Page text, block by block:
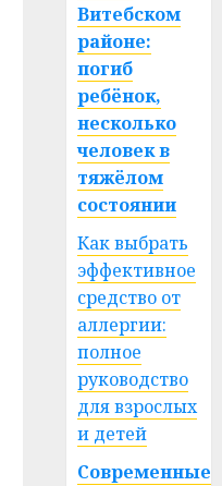
Витебском
районе:
погиб
ребёнок,
несколько
человек в
тяжёлом
состоянии
Как выбрать
эффективное
средство от
аллергии:
полное
руководство
для взрослых
и детей
Современные